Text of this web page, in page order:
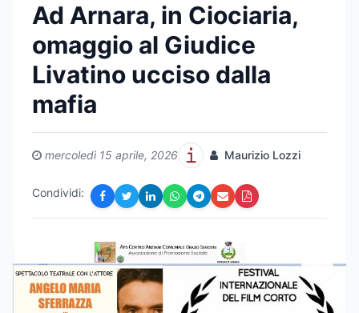
Ad Arnara, in Ciociaria,
omaggio al Giudice
Livatino ucciso dalla
mafia
mercoledì 15 aprile, 2026 Maurizio Lozzi
Condividi: